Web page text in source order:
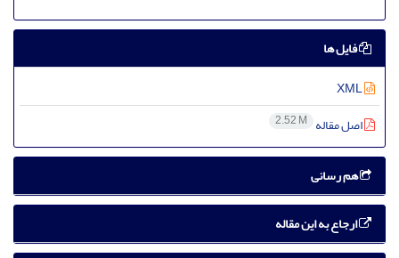
فایل ها
اصل مقاله 2.52 M
هم رسانی
ارجاع به این مقاله